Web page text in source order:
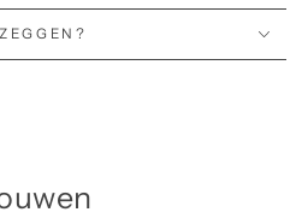
Grcic is een handig